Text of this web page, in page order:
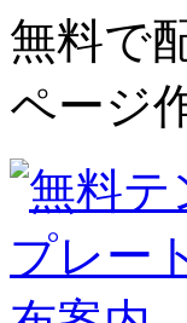
無料で
ページ